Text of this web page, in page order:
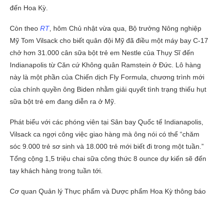
đến Hoa Kỳ.
Còn theo RT, hôm Chủ nhật vừa qua, Bộ trưởng Nông nghiệp
Mỹ Tom Vilsack cho biết quân đội Mỹ đã điều một máy bay C-17
chở hơn 31.000 cân sữa bột trẻ em Nestle của Thụy Sĩ đến
Indianapolis từ Căn cứ Không quân Ramstein ở Đức. Lô hàng
này là một phần của Chiến dịch Fly Formula, chương trình mới
của chính quyền ông Biden nhằm giải quyết tình trạng thiếu hụt
sữa bột trẻ em đang diễn ra ở Mỹ.
Phát biểu với các phóng viên tại Sân bay Quốc tế Indianapolis,
Vilsack ca ngợi công việc giao hàng mà ông nói có thể “chăm
sóc 9.000 trẻ sơ sinh và 18.000 trẻ mới biết đi trong một tuần.”
Tổng cộng 1,5 triệu chai sữa công thức 8 ounce dự kiến ​​sẽ đến
tay khách hàng trong tuần tới.
Cơ quan Quản lý Thực phẩm và Dược phẩm Hoa Kỳ thông báo